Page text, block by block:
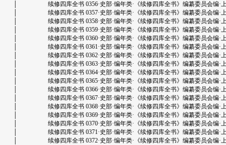
│ 续修四库全书 0356·史部·编年类·《续修四库全书》编纂委员会编·上
│ 续修四库全书 0357·史部·编年类·《续修四库全书》编纂委员会编·上
│ 续修四库全书 0358·史部·编年类·《续修四库全书》编纂委员会编·上
│ 续修四库全书 0359·史部·编年类·《续修四库全书》编纂委员会编·上
│ 续修四库全书 0360·史部·编年类·《续修四库全书》编纂委员会编·上
│ 续修四库全书 0361·史部·编年类·《续修四库全书》编纂委员会编·上
│ 续修四库全书 0362·史部·编年类·《续修四库全书》编纂委员会编·上
│ 续修四库全书 0363·史部·编年类·《续修四库全书》编纂委员会编·上
│ 续修四库全书 0364·史部·编年类·《续修四库全书》编纂委员会编·上
│ 续修四库全书 0365·史部·编年类·《续修四库全书》编纂委员会编·上
│ 续修四库全书 0366·史部·编年类·《续修四库全书》编纂委员会编·上
│ 续修四库全书 0367·史部·编年类·《续修四库全书》编纂委员会编·上
│ 续修四库全书 0368·史部·编年类·《续修四库全书》编纂委员会编·上
│ 续修四库全书 0369·史部·编年类·《续修四库全书》编纂委员会编·上
│ 续修四库全书 0370·史部·编年类·《续修四库全书》编纂委员会编·上
│ 续修四库全书 0371·史部·编年类·《续修四库全书》编纂委员会编·上
│ 续修四库全书 0372·史部·编年类·《续修四库全书》编纂委员会编·上